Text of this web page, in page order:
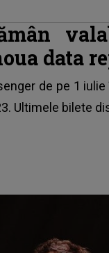
data
de pe 1
Ultimele bilete